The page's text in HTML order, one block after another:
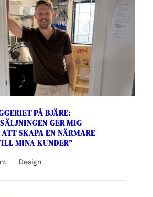
PÅ BJÄRE:
GER MIG
SKAPA EN NÄRMARE
MINA KUNDER”
Design